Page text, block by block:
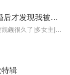
订婚后才来恋爱攻略系统|订婚后才发现我被觊觎很久了|觊觎三部曲|多人有声剧
特辑